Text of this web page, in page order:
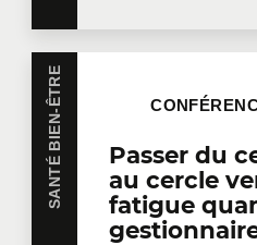
SANTÉ BIEN-ÊTRE
Passer du
au cercle
fatigue